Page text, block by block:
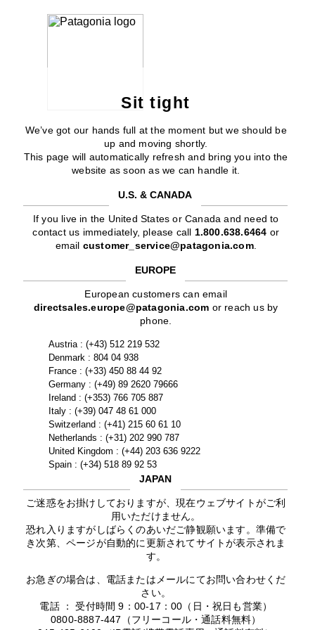
Sit tight
We’ve got our hands full at the moment but we should be
up and moving shortly.
This page will automatically refresh and bring you into the
website as soon as we can handle it.
U.S. & CANADA
If you live in the United States or Canada and need to
contact us immediately, please call 1.800.638.6464 or
email customer_service@patagonia.com.
EUROPE
European customers can email
directsales.europe@patagonia.com or reach us by
phone.
Austria : (+43) 512 219 532
Denmark : 804 04 938
France : (+33) 450 88 44 92
Germany : (+49) 89 2620 79666
Ireland : (+353) 766 705 887
Italy : (+39) 047 48 61 000
Switzerland : (+41) 215 60 61 10
Netherlands : (+31) 202 990 787
United Kingdom : (+44) 203 636 9222
Spain : (+34) 518 89 92 53
JAPAN
ご迷惑をお掛けしておりますが、現在ウェブサイトがご利
用いただけません。
恐れ入りますがしばらくのあいだご静観願います。準備で
き次第、ページが自動的に更新されてサイトが表示されま
す。
お急ぎの場合は、電話またはメールにてお問い合わせくだ
さい。
電話 ： 受付時間 9：00-17：00（日・祝日も営業）
0800-8887-447（フリーコール・通話料無料）